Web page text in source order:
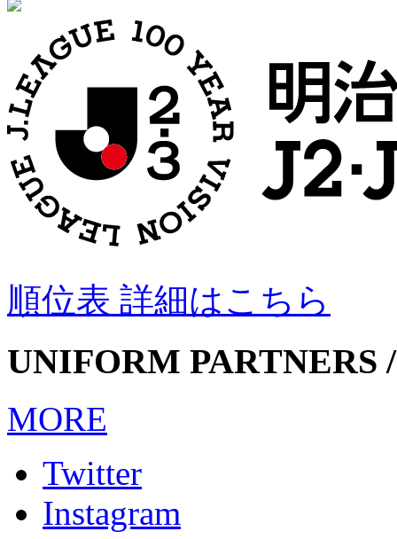
順位表 詳細はこちら
UNIFORM PARTNERS
MORE
Twitter
Instagram